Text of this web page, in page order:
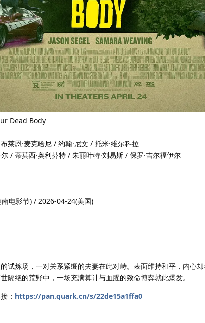
Dead Body
莱恩·麦克哈尼 / 约翰·尼文 / 托米·维尔科拉
/ 蒂莫西·奥利芬特 / 朱丽叶特·刘易斯 / 保罗·吉尔福伊尔
电影节) / 2026-04-24(美国)
炼场，一对关系紧绷的夫妻在此对峙。表面维持和平，内心却
隔绝的荒野中，一场充满算计与血腥的致命博弈就此爆发。
： https://pan.quark.cn/s/22de15a1ffa0